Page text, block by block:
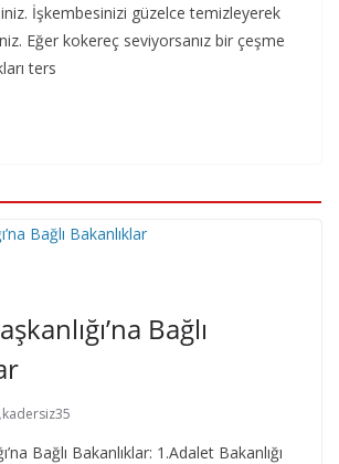
İşkembesinizi güzelce temizleyerek
Eğer kokereç seviyorsanız bir çeşme
ters
Bağlı
kadersiz35
Bağlı Bakanlıklar: 1.Adalet Bakanlığı